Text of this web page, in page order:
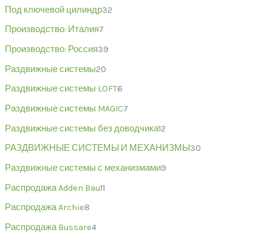
Под ключевой цилиндр32
Производство: Италия7
Производство: Россия39
Раздвижные системы20
Раздвижные системы LOFT6
Раздвижные системы MAGIC7
Раздвижные системы без доводчика12
РАЗДВИЖНЫЕ СИСТЕМЫ И МЕХАНИЗМЫ 30
Раздвижные системы с механизмами9
Распродажа Adden Bau11
Распродажа Archie8
Распродажа Bussare4